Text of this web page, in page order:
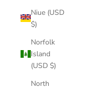
Niue (USD
$)
Norfolk
Island
(USD $)
North